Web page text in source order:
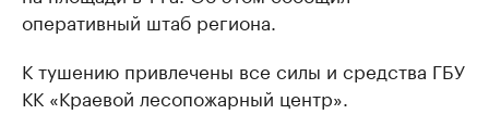
оперативный штаб региона.
К тушению привлечены все силы и средства ГБУ
КК «Краевой лесопожарный центр».